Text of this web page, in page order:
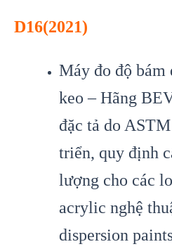
D16(2021)
Máy đo độ bám
keo – Hãng
đặc tả do
triển, quy định
lượng cho các
acrylic nghệ
dispersion